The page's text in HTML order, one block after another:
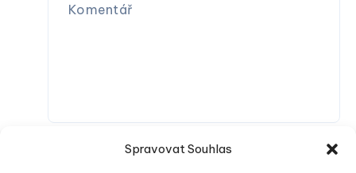
Spravovat Souhlas